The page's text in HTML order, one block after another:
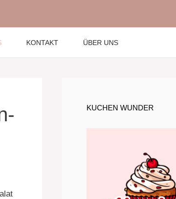
KONTAKT ÜBER UNS
KUCHEN WUNDER